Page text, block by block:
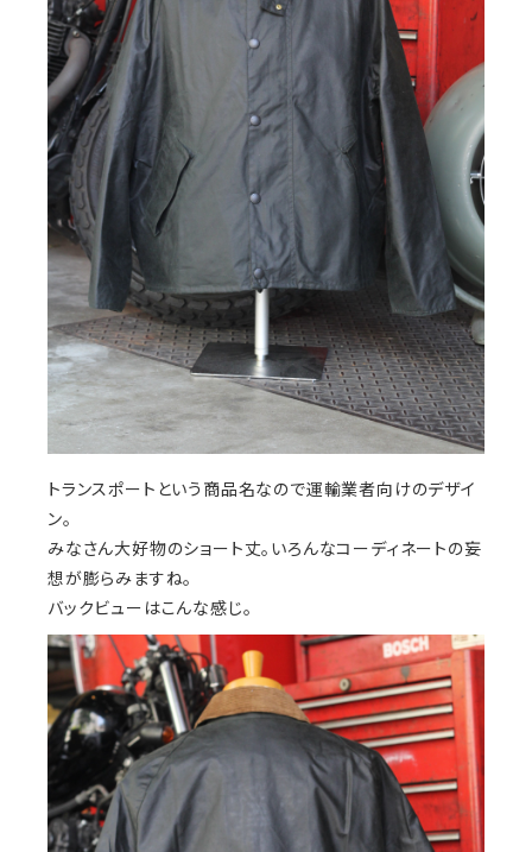
トランスポートという商品名なので運輸業者向けのデザイ
ン。
みなさん大好物のショート丈。いろんなコーディネートの妄
想が膨らみますね。
バックビューはこんな感じ。